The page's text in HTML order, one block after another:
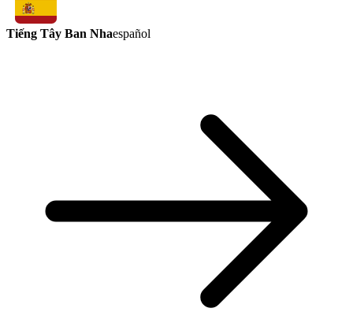
Tiếng Tây Ban Nhaespañol